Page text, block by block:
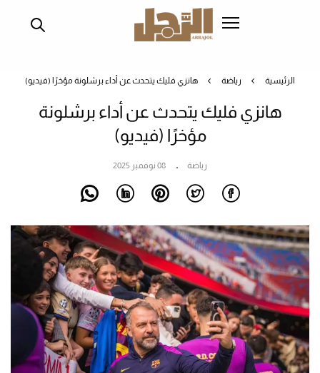
الرئيسية رياضة هانزي فليك يتحدث عن أداء برشلونة مؤخرًا (فيديو)
هانزي فليك يتحدث عن أداء برشلونة
مؤخرًا (فيديو)
رياضة 08 نوفمبر 2025